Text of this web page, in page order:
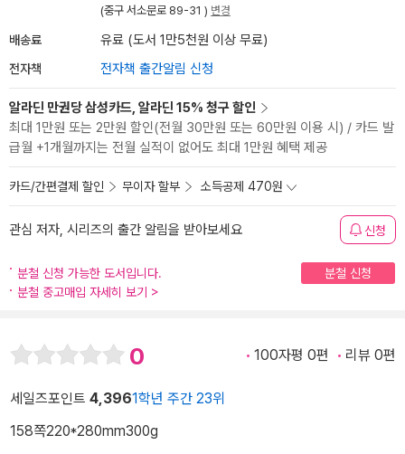
(중구 서소문로 89-31 ) 변경
배송료 유료 (도서 1만5천원 이상 무료)
전자책 전자책 출간알림 신청
알라딘 만권당 삼성카드, 알라딘 15% 청구 할인
최대 1만원 또는 2만원 할인(전월 30만원 또는 60만원 이용 시) / 카드 발
급월 +1개월까지는 전월 실적이 없어도 최대 1만원 혜택 제공
카드/간편결제 할인 무이자 할부 소득공제 470원
관심 저자, 시리즈의 출간 알림을 받아보세요 신청
분철 신청 가능한 도서입니다.
분철 신청
분철 중고매입 자세히 보기 >
0 100자평 0편 리뷰 0편
세일즈포인트 4,3961학년 주간 23위
158쪽220*280mm300g